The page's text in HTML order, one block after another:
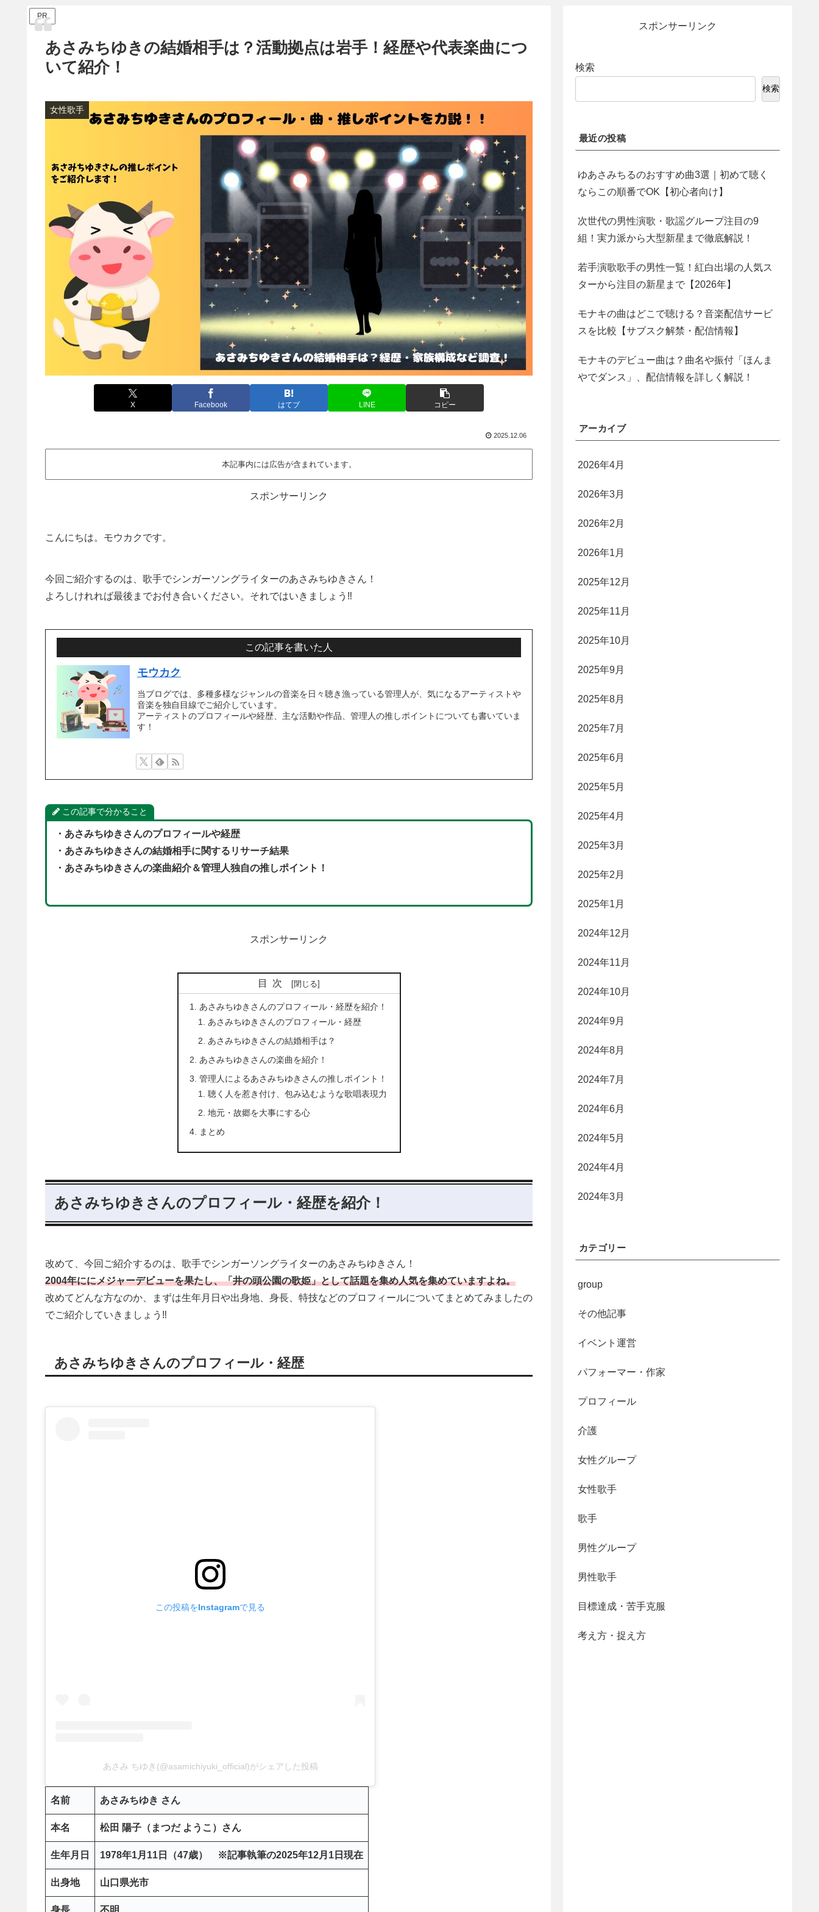
PR
あさみちゆきの結婚相手は？活動拠点は岩手！経歴や代表楽曲につ
いて紹介！
女性歌手
X Facebook はてブ LINE コピー
2025.12.06
本記事内には広告が含まれています。
スポンサーリンク
こんにちは。モウカクです。
今回ご紹介するのは、歌手でシンガーソングライターのあさみちゆきさん！
よろしけれれば最後までお付き合いください。それではいきましょう‼
この記事を書いた人
モウカク
当ブログでは、多種多様なジャンルの音楽を日々聴き漁っている管理人が、気になるアーティストや
音楽を独自目線でご紹介しています。
アーティストのプロフィールや経歴、主な活動や作品、管理人の推しポイントについても書いていま
す！
この記事で分かること
・あさみちゆきさんのプロフィールや経歴
・あさみちゆきさんの結婚相手に関するリサーチ結果
・あさみちゆきさんの楽曲紹介＆管理人独自の推しポイント！
スポンサーリンク
目次
あさみちゆきさんのプロフィール・経歴を紹介！
あさみちゆきさんのプロフィール・経歴
あさみちゆきさんの結婚相手は？
あさみちゆきさんの楽曲を紹介！
管理人によるあさみちゆきさんの推しポイント！
聴く人を惹き付け、包み込むような歌唱表現力
地元・故郷を大事にする心
まとめ
あさみちゆきさんのプロフィール・経歴を紹介！
改めて、今回ご紹介するのは、歌手でシンガーソングライターのあさみちゆきさん！
2004年ににメジャーデビューを果たし、「井の頭公園の歌姫」として話題を集め人気を集めていますよね。
改めてどんな方なのか、まずは生年月日や出身地、身長、特技などのプロフィールについてまとめてみましたの
でご紹介していきましょう‼
あさみちゆきさんのプロフィール・経歴
この投稿をInstagramで見る
あさみ ちゆき(@asamichiyuki_official)がシェアした投稿
名前 あさみちゆき さん
本名 松田 陽子 （まつだ ようこ）さん
生年月日 1978年1月11日（47歳） ※記事執筆の2025年12月1日現在
出身地 山口県光市
身長 不明
スポンサーリンク
検索
検索
最近の投稿
ゆあさみちるのおすすめ曲3選｜初めて聴く
ならこの順番でOK【初心者向け】
次世代の男性演歌・歌謡グループ注目の9
組！実力派から大型新星まで徹底解説！
若手演歌歌手の男性一覧！紅白出場の人気ス
ターから注目の新星まで【2026年】
モナキの曲はどこで聴ける？音楽配信サービ
スを比較【サブスク解禁・配信情報】
モナキのデビュー曲は？曲名や振付「ほんま
やでダンス」、配信情報を詳しく解説！
アーカイブ
2026年4月
2026年3月
2026年2月
2026年1月
2025年12月
2025年11月
2025年10月
2025年9月
2025年8月
2025年7月
2025年6月
2025年5月
2025年4月
2025年3月
2025年2月
2025年1月
2024年12月
2024年11月
2024年10月
2024年9月
2024年8月
2024年7月
2024年6月
2024年5月
2024年4月
2024年3月
カテゴリー
group
その他記事
イベント運営
パフォーマー・作家
プロフィール
介護
女性グループ
女性歌手
歌手
男性グループ
男性歌手
目標達成・苦手克服
考え方・捉え方